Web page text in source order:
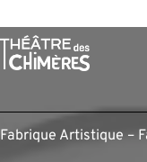
au
contenu
Fabrique Artistique –